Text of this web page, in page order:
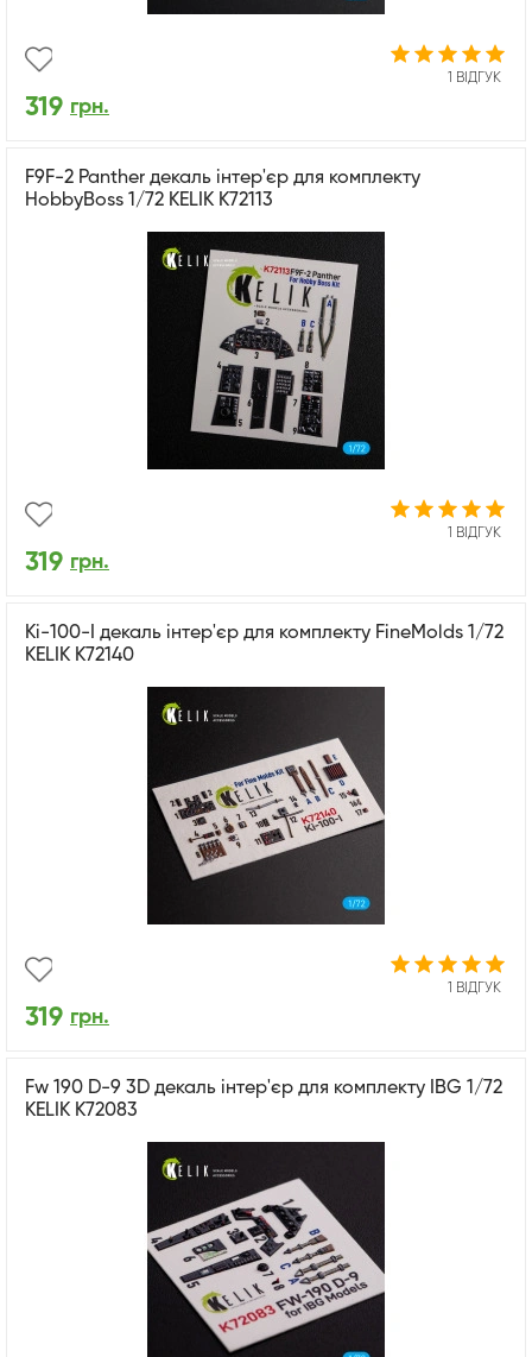
1 ВІДГУК
319 грн.
F9F-2 Panther декаль інтер'єр для комплекту
HobbyBoss 1/72 KELIK K72113
1 ВІДГУК
319 грн.
Ki-100-I декаль інтер'єр для комплекту FineMolds 1/72
KELIK K72140
1 ВІДГУК
319 грн.
Fw 190 D-9 3D декаль інтер'єр для комплекту IBG 1/72
KELIK K72083